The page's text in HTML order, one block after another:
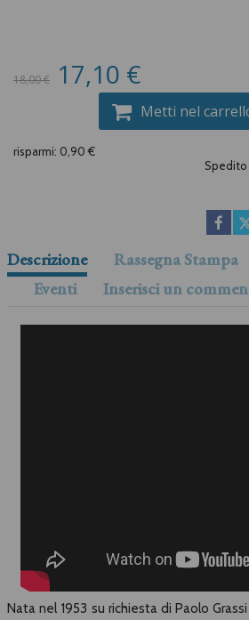
18,00 € 17,10 €
Metti nel
risparmi: 0,90 €
Spedito
Descrizione Rassegna Stampa
Eventi
Inserisci un
Nata nel 1953 su richiesta di Paolo